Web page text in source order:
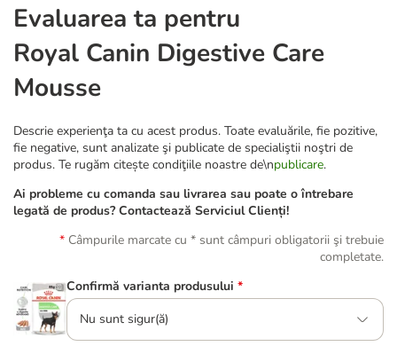
Evaluarea ta pentru
Royal Canin Digestive Care
Mousse
Descrie experienţa ta cu acest produs. Toate evaluările, fie pozitive,
fie negative, sunt analizate şi publicate de specialiştii noştri de
produs. Te rugăm citește condiţiile noastre de\npublicare.
Ai probleme cu comanda sau livrarea sau poate o întrebare
legată de produs? Contactează Serviciul Clienți!
Câmpurile marcate cu * sunt câmpuri obligatorii şi trebuie
completate.
Confirmă varianta produsului *
Nu sunt sigur(ă)